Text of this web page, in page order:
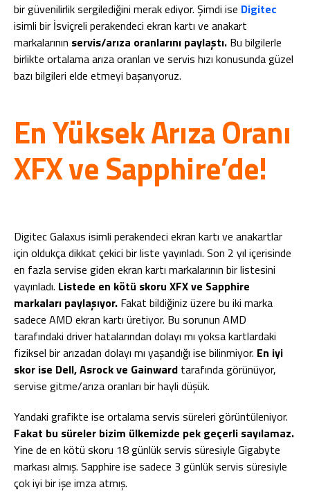
bir güvenilirlik sergilediğini merak ediyor. Şimdi ise Digitec
isimli bir İsviçreli perakendeci ekran kartı ve anakart
markalarının servis/arıza oranlarını paylaştı. Bu bilgilerle
birlikte ortalama arıza oranları ve servis hızı konusunda güzel
bazı bilgileri elde etmeyi başarıyoruz.
En Yüksek Arıza Oranı
XFX ve Sapphire’de!
Digitec Galaxus isimli perakendeci ekran kartı ve anakartlar
için oldukça dikkat çekici bir liste yayınladı. Son 2 yıl içerisinde
en fazla servise giden ekran kartı markalarının bir listesini
yayınladı. Listede en kötü skoru XFX ve Sapphire
markaları paylaşıyor. Fakat bildiğiniz üzere bu iki marka
sadece AMD ekran kartı üretiyor. Bu sorunun AMD
tarafındaki driver hatalarından dolayı mı yoksa kartlardaki
fiziksel bir arızadan dolayı mı yaşandığı ise bilinmiyor. En iyi
skor ise Dell, Asrock ve Gainward tarafında görünüyor,
servise gitme/arıza oranları bir hayli düşük.
Yandaki grafikte ise ortalama servis süreleri görüntüleniyor.
Fakat bu süreler bizim ülkemizde pek geçerli sayılamaz.
Yine de en kötü skoru 18 günlük servis süresiyle Gigabyte
markası almış. Sapphire ise sadece 3 günlük servis süresiyle
çok iyi bir işe imza atmış.